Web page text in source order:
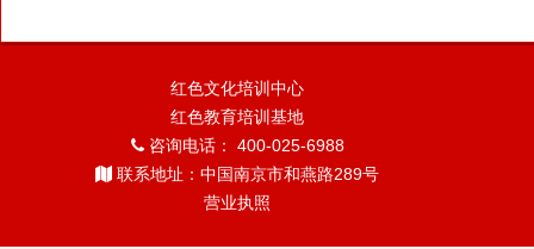
红色文化培训中心
红色教育培训基地
咨询电话： 400-025-6988
联系地址：中国南京市和燕路289号
营业执照